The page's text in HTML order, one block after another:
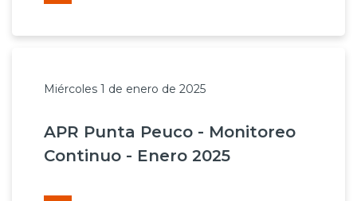
Miércoles 1 de enero de 2025
APR Punta Peuco - Monitoreo
Continuo - Enero 2025